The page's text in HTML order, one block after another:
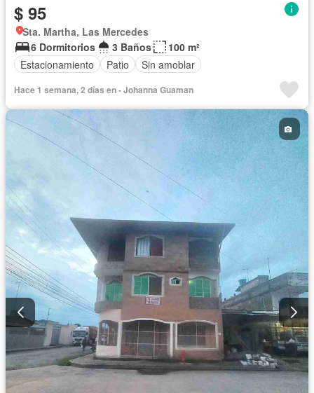
$ 95
Sta. Martha, Las Mercedes
6 Dormitorios
3 Baños
100 m²
Estacionamiento
Patio Sin amoblar
Hace 1 semana, 2 días en - Johanna Guaman